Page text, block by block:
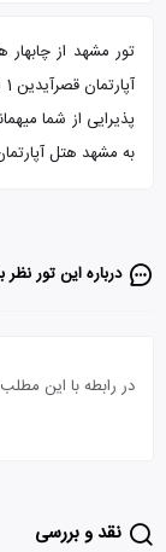
تور مشهد از
پذیرایی از شما
به مشهد هتل
درباره این تور‌ نظر
در رابطه با این
نقد و بررسی